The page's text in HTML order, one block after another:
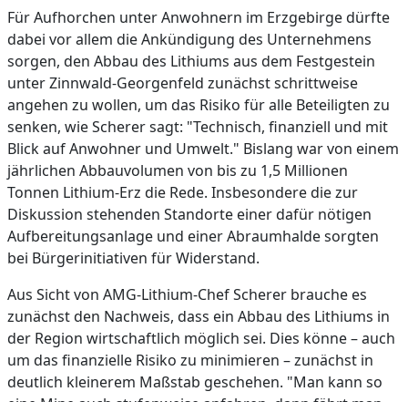
Für Aufhorchen unter Anwohnern im Erzgebirge dürfte
dabei vor allem die Ankündigung des Unternehmens
sorgen, den Abbau des Lithiums aus dem Festgestein
unter Zinnwald-Georgenfeld zunächst schrittweise
angehen zu wollen, um das Risiko für alle Beteiligten zu
senken, wie Scherer sagt: "Technisch, finanziell und mit
Blick auf Anwohner und Umwelt." Bislang war von einem
jährlichen Abbauvolumen von bis zu 1,5 Millionen
Tonnen Lithium-Erz die Rede. Insbesondere die zur
Diskussion stehenden Standorte einer dafür nötigen
Aufbereitungsanlage und einer Abraumhalde sorgten
bei Bürgerinitiativen für Widerstand.
Aus Sicht von AMG-Lithium-Chef Scherer brauche es
zunächst den Nachweis, dass ein Abbau des Lithiums in
der Region wirtschaftlich möglich sei. Dies könne – auch
um das finanzielle Risiko zu minimieren – zunächst in
deutlich kleinerem Maßstab geschehen. "Man kann so